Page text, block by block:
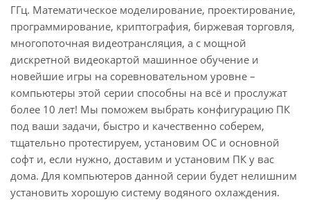
ГГц. Математическое моделирование, проектирование,
программирование, криптография, биржевая торговля,
многопоточная видеотрансляция, а с мощной
дискретной видеокартой машинное обучение и
новейшие игры на соревновательном уровне –
компьютеры этой серии способны на всё и прослужат
более 10 лет! Мы поможем выбрать конфигурацию ПК
под ваши задачи, быстро и качественно соберем,
тщательно протестируем, установим ОС и основной
софт и, если нужно, доставим и установим ПК у вас
дома. Для компьютеров данной серии будет нелишним
установить хорошую систему водяного охлаждения.